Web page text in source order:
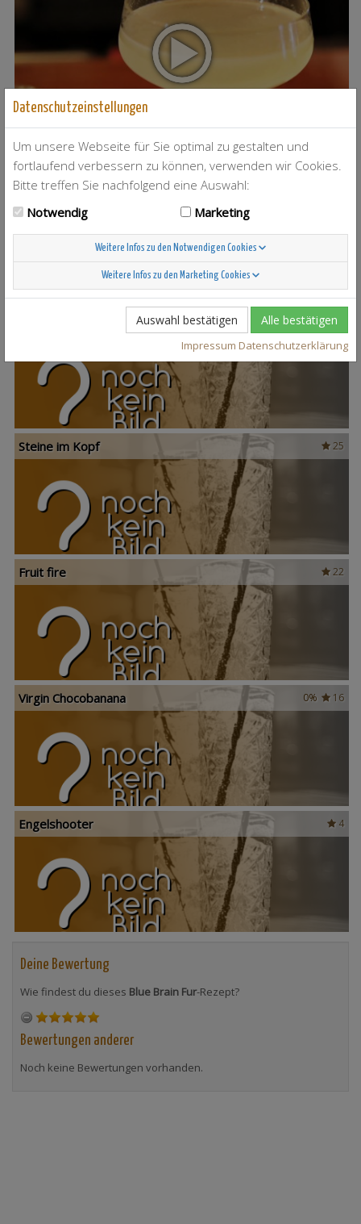
T-Berry
37
Scandinavian Sunshine
25
Steine im Kopf
22
Fruit fire
16
0%
Virgin Chocobanana
4
Engelshooter
Deine Bewertung
Wie findest du dieses Blue Brain Fur-Rezept?
Bewertungen anderer
Noch keine Bewertungen vorhanden.
Datenschutzeinstellungen
Um unsere Webseite für Sie optimal zu gestalten und
fortlaufend verbessern zu können, verwenden wir Cookies.
Bitte treffen Sie nachfolgend eine Auswahl:
Notwendig
Marketing
Weitere Infos zu den Notwendigen Cookies
Weitere Infos zu den Marketing Cookies
Auswahl bestätigen Alle bestätigen
Impressum Datenschutzerklärung